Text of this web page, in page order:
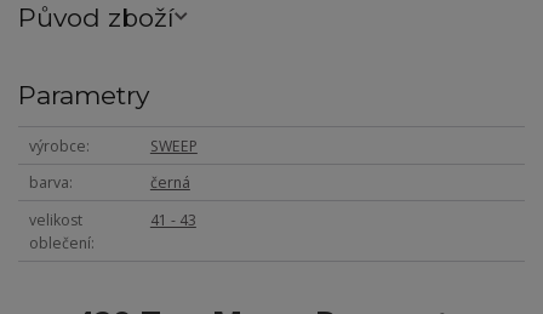
Původ zboží
Parametry
výrobce
SWEEP
barva
černá
velikost
oblečení
41 - 43